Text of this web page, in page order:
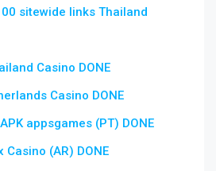
sitewide links Thailand
Casino DONE
Casino DONE
appsgames (PT) DONE
(AR) DONE